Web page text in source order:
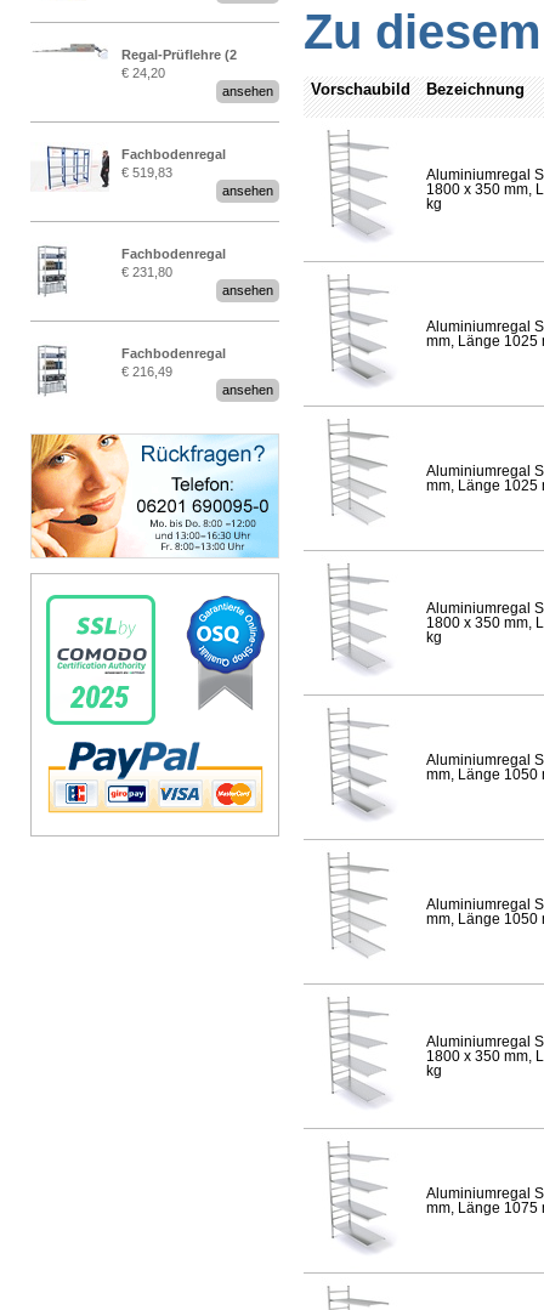
Regal-Prüflehre (2
Stück)
€ 24,20
ansehen
Fachbodenregal
Stecksystem MultiPlus
2,25 Meter breit
€ 519,83
ansehen
Fachbodenregal
Stecksystem MultiPlus
€ 231,80
ansehen
Fachbodenregal
Stecksystem MultiPlus
€ 216,49
ansehen
Zu
Vorschaubild Bezeichnung
Aluminiumregal
1800 x 350 mm,
kg
Aluminiumregal
mm, Länge 1025
Aluminiumregal
mm, Länge 1025
Aluminiumregal
1800 x 350 mm,
kg
Aluminiumregal
mm, Länge 1050
Aluminiumregal
mm, Länge 1050
Aluminiumregal
1800 x 350 mm,
kg
Aluminiumregal
mm, Länge 1075